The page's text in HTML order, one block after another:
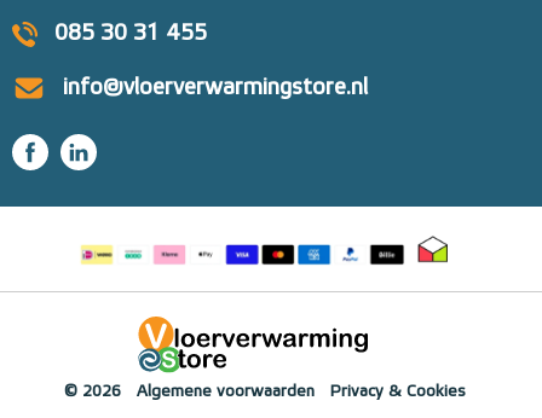
085 30 31 455
info@vloerverwarmingstore.nl
© 2026 Algemene voorwaarden Privacy & Cookies